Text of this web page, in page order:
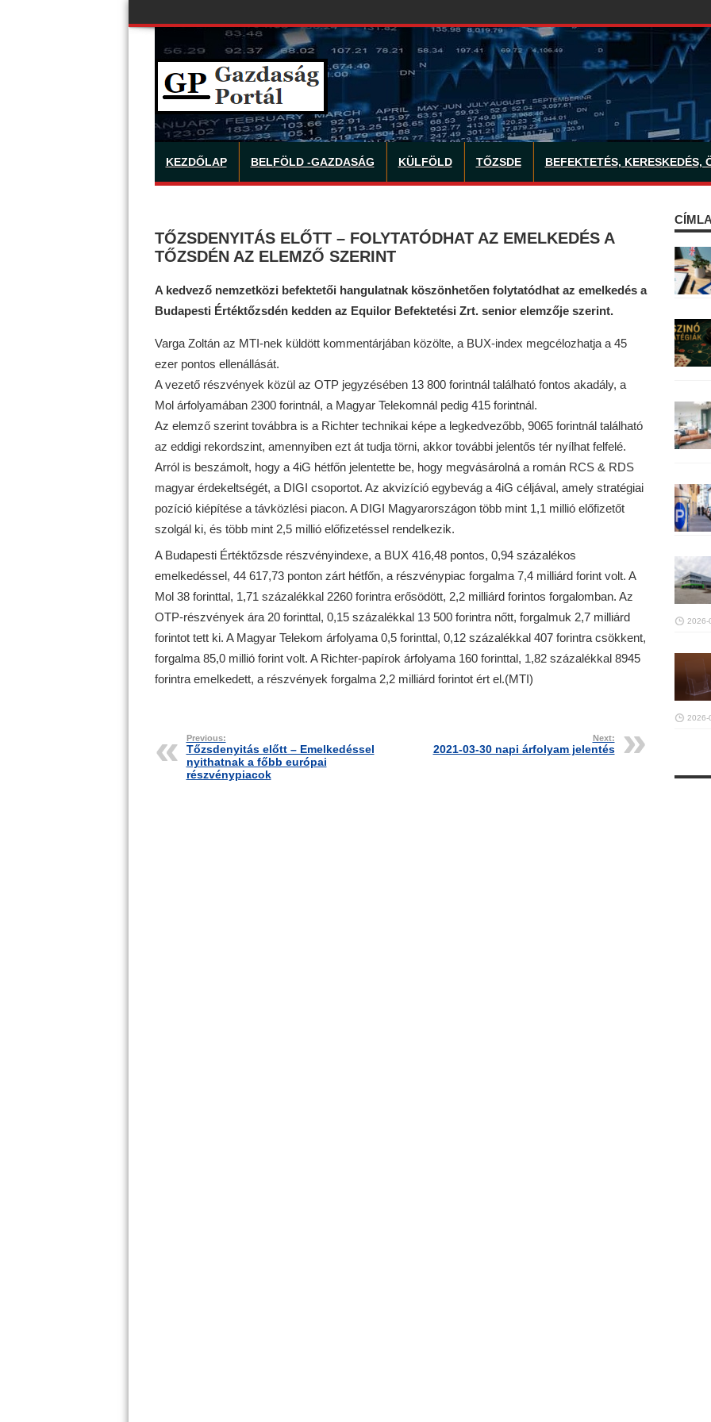
KEZDŐLAP BELFÖLD -GAZDASÁG KÜLFÖLD TŐZSDE BEFEKTETÉS, KERESKEDÉS,
TŐZSDENYITÁS ELŐTT – FOLYTATÓDHAT AZ EMELKEDÉS A
TŐZSDÉN AZ ELEMZŐ SZERINT
A kedvező nemzetközi befektetői hangulatnak köszönhetően folytatódhat az emelkedés a
Budapesti Értéktőzsdén kedden az Equilor Befektetési Zrt. senior elemzője szerint.
Varga Zoltán az MTI-nek küldött kommentárjában közölte, a BUX-index megcélozhatja a 45
ezer pontos ellenállását.
A vezető részvények közül az OTP jegyzésében 13 800 forintnál található fontos akadály, a
Mol árfolyamában 2300 forintnál, a Magyar Telekomnál pedig 415 forintnál.
Az elemző szerint továbbra is a Richter technikai képe a legkedvezőbb, 9065 forintnál található
az eddigi rekordszint, amennyiben ezt át tudja törni, akkor további jelentős tér nyílhat felfelé.
Arról is beszámolt, hogy a 4iG hétfőn jelentette be, hogy megvásárolná a román RCS & RDS
magyar érdekeltségét, a DIGI csoportot. Az akvizíció egybevág a 4iG céljával, amely stratégiai
pozíció kiépítése a távközlési piacon. A DIGI Magyarországon több mint 1,1 millió előfizetőt
szolgál ki, és több mint 2,5 millió előfizetéssel rendelkezik.
A Budapesti Értéktőzsde részvényindexe, a BUX 416,48 pontos, 0,94 százalékos
emelkedéssel, 44 617,73 ponton zárt hétfőn, a részvénypiac forgalma 7,4 milliárd forint volt. A
Mol 38 forinttal, 1,71 százalékkal 2260 forintra erősödött, 2,2 milliárd forintos forgalomban. Az
OTP-részvények ára 20 forinttal, 0,15 százalékkal 13 500 forintra nőtt, forgalmuk 2,7 milliárd
forintot tett ki. A Magyar Telekom árfolyama 0,5 forinttal, 0,12 százalékkal 407 forintra csökkent,
forgalma 85,0 millió forint volt. A Richter-papírok árfolyama 160 forinttal, 1,82 százalékkal 8945
forintra emelkedett, a részvények forgalma 2,2 milliárd forintot ért el.(MTI)
Previous:
Tőzsdenyitás előtt – Emelkedéssel
nyithatnak a főbb európai
részvénypiacok
Next:
2021-03-30 napi árfolyam jelentés
2026-
2026-